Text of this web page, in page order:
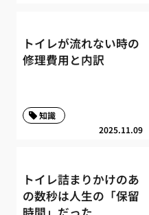
トイレが流れない時の
修理費用と内訳
2025.11.09
知識
トイレ詰まりかけのあ
の数秒は人生の「保留